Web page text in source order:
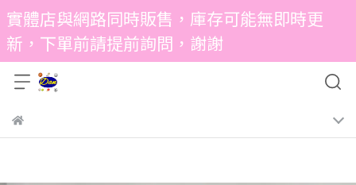
實體店與網路同時販售，庫存可能無即時更
新，下單前請提前詢問，謝謝